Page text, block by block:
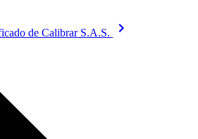
de Calibrar S.A.S.